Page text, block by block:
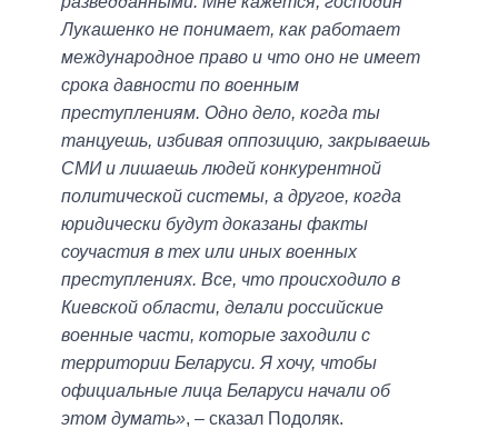
Лукашенко не понимает, как работает
международное право и что оно не имеет
срока давности по военным
преступлениям. Одно дело, когда ты
танцуешь, избивая оппозицию, закрываешь
СМИ и лишаешь людей конкурентной
политической системы, а другое, когда
юридически будут доказаны факты
соучастия в тех или иных военных
преступлениях. Все, что происходило в
Киевской области, делали российские
военные части, которые заходили с
территории Беларуси. Я хочу, чтобы
официальные лица Беларуси начали об
этом думать», – сказал Подоляк.